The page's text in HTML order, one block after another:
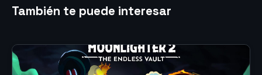
También te puede interesar